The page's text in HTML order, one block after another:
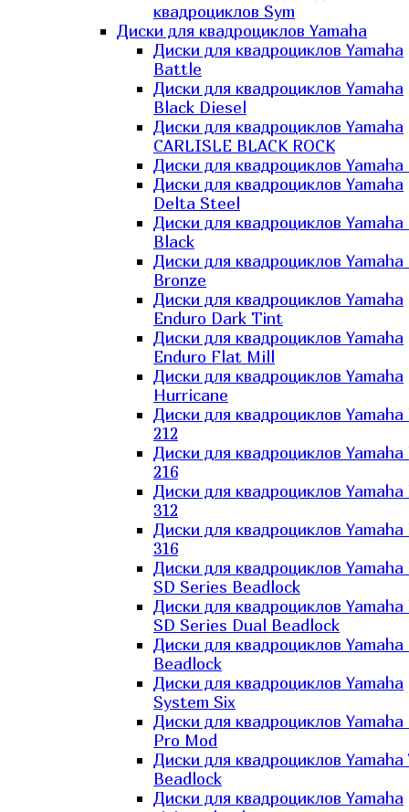
квадроциклов Sym
Диски для квадроциклов Yamaha
Диски для квадроциклов Yamaha
Battle
Диски для квадроциклов Yamaha
Black Diesel
Диски для квадроциклов Yamaha
CARLISLE BLACK ROCK
Диски для квадроциклов Yamaha
Диски для квадроциклов Yamaha
Delta Steel
Диски для квадроциклов
Black
Диски для квадроциклов
Bronze
Диски для квадроциклов Yamaha
Enduro Dark Tint
Диски для квадроциклов Yamaha
Enduro Flat Mill
Диски для квадроциклов Yamaha
Hurricane
Диски для квадроциклов
212
Диски для квадроциклов
216
Диски для квадроциклов
312
Диски для квадроциклов
316
Диски для квадроциклов
SD Series Beadlock
Диски для квадроциклов
SD Series Dual Beadlock
Диски для квадроциклов Yamaha
Beadlock
Диски для квадроциклов Yamaha
System Six
Диски для квадроциклов Yamaha
Pro Mod
Диски для квадроциклов Yamaha
Beadlock
Диски для квадроциклов Yamaha